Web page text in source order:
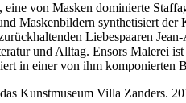
von Masken dominierte
Maskenbildern synthetisiert der
Liebespaaren
und Alltag. Ensors Malerei
in einer von ihm komponierten
Kunstmuseum Villa Zanders.